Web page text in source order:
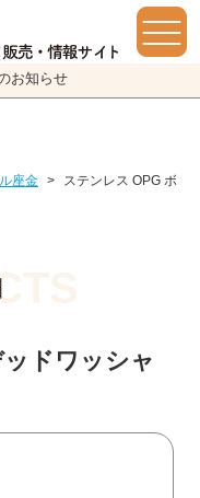
お知らせ
座金 >
ステンレス OPG ボ
ドワッシャ